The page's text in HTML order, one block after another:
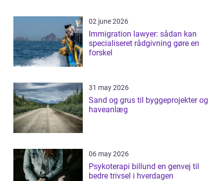
02 june 2026
Immigration lawyer: sådan kan
specialiseret rådgivning gøre en
forskel
31 may 2026
Sand og grus til byggeprojekter og
haveanlæg
06 may 2026
Psykoterapi billund en genvej til
bedre trivsel i hverdagen